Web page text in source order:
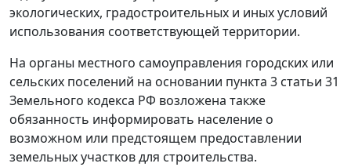
экологических, градостроительных и иных условий
использования соответствующей территории.
На органы местного самоуправления городских или
сельских поселений на основании пункта 3 статьи 31
Земельного кодекса РФ возложена также
обязанность информировать население о
возможном или предстоящем предоставлении
земельных участков для строительства.